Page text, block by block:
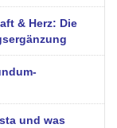
& Herz: Die
und was